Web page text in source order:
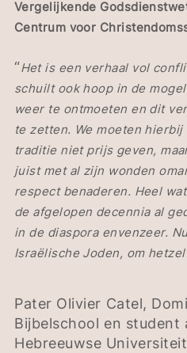
Vergelijkende
Centrum voor
“Het is een verhaal vol
schuilt ook hoop in de
weer te ontmoeten en dit
te zetten. We moeten
traditie niet prijs geven,
juist met al zijn wonden
respect benaderen. Heel
de afgelopen decennia al
in de diaspora envenzeer.
Israëlische Joden, om
Pater Olivier Catel,
Bijbelschool en student
Hebreeuwse